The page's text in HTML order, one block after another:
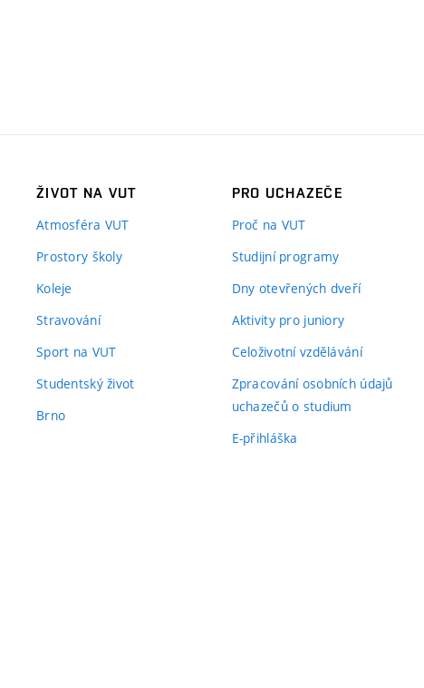
ŽIVOT NA VUT
Atmosféra VUT
Prostory školy
Koleje
Stravování
Sport na VUT
Studentský život
Brno
PRO UCHAZEČE
Proč na VUT
Studijní programy
Dny otevřených dveří
Aktivity pro juniory
Celoživotní vzdělávání
Zpracování osobních údajů
uchazečů o studium
E-přihláška